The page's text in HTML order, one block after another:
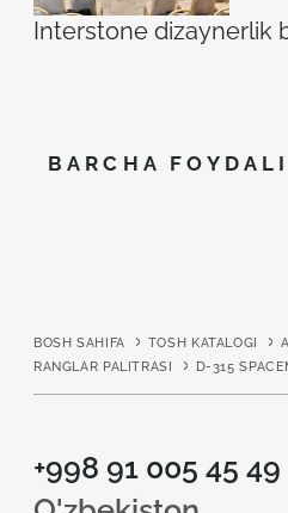
Interstone dizaynerlik
BARCHA
BOSH SAHIFA TOSH KATALOGI
RANGLAR PALITRASI
D-315
+998 91 005 45 49